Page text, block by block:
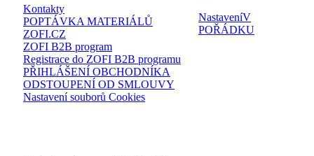
Kontakty
POPTÁVKA MATERIÁLŮ
ZOFI.CZ
ZOFI B2B program
Registrace do ZOFI B2B programu
PŘIHLÁŠENÍ OBCHODNÍKA
ODSTOUPENÍ OD SMLOUVY
Nastavení souborů Cookies
NastaveníV
POŘÁDKU